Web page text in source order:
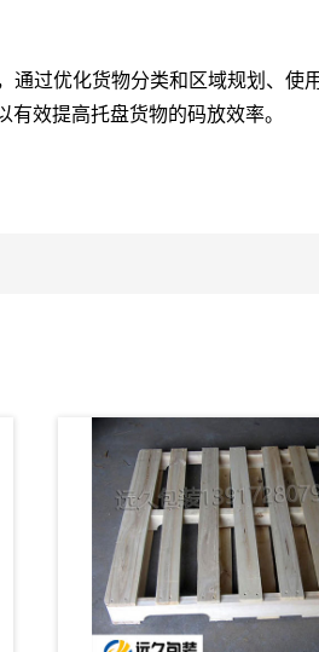
通过优化货物分类和区域规划、使
效提高托盘货物的码放效率。